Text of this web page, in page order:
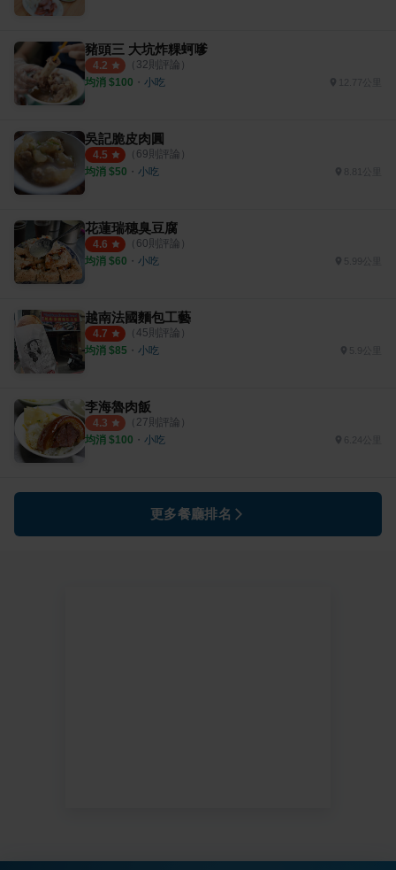
豬頭三 大坑炸粿蚵嗲
4.2 （ 32則評論）
均消 $100 ・ 小吃
吳記脆皮肉圓
4.5 （ 69則評論）
均消 $50 ・ 小吃
花蓮瑞穗臭豆腐
4.6 （ 60則評論）
均消 $60 ・ 小吃 5.99公里
越南法國麵包工藝
4.7 （ 45則評論）
均消 $85 ・ 小吃 5.9公里
李海魯肉飯
4.3 （ 27則評論）
均消 $100 ・ 小吃 6.24公里
更多餐廳排名